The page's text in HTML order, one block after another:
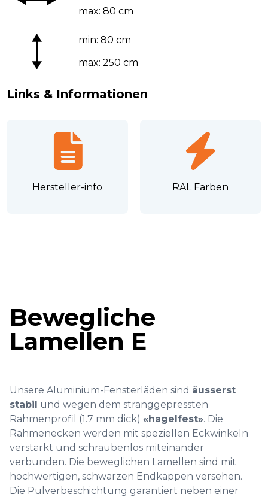
max: 80 cm
min: 80 cm
max: 250 cm
Links & Informationen
Hersteller-info RAL Farben
Bewegliche
Lamellen E
Unsere Aluminium-Fensterläden sind äusserst
stabil und wegen dem stranggepressten
Rahmenprofil (1.7 mm dick) «hagelfest». Die
Rahmenecken werden mit speziellen Eckwinkeln
verstärkt und schraubenlos miteinander
verbunden. Die beweglichen Lamellen sind mit
hochwertigen, schwarzen Endkappen versehen.
Die Pulverbeschichtung garantiert neben einer